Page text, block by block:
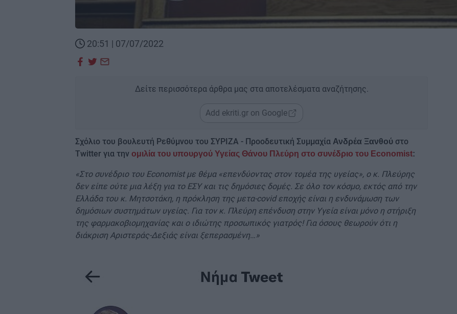
20:51 | 07/07/2022
Δείτε περισσότερα άρθρα μας στα αποτελέσματα αναζήτησης.
Add ekriti.gr on Google
Σχόλιο του βουλευτή Ρεθύμνου του ΣΥΡΙΖΑ - Προοδευτική Συμμαχία Ανδρέα Ξανθού στο
Twitter για την ομιλία του υπουργού Υγείας Θάνου Πλεύρη στο συνέδριο του Economist:
«Στο συνέδριο του Economist με θέμα «επενδύοντας στον τομέα της υγείας», ο κ. Πλεύρης
δεν είπε ούτε μια λέξη για το ΕΣΥ και τις δημόσιες δομές. Σε όλο τον κόσμο, εκτός από την
Ελλάδα του κ. Μητσοτάκη, η πρόκληση της μετα-covid εποχής είναι η ενδυνάμωση των
δημόσιων συστημάτων υγείας. Για τον κ. Πλεύρη επένδυση στην Υγεία είναι μόνο η στήριξη
της φαρμακοβιομηχανίας και ο ιδιώτης προσωπικός γιατρός! Για όσους θεωρούν ότι η
διάκριση Αριστεράς-Δεξιάς είναι ξεπερασμένη…»